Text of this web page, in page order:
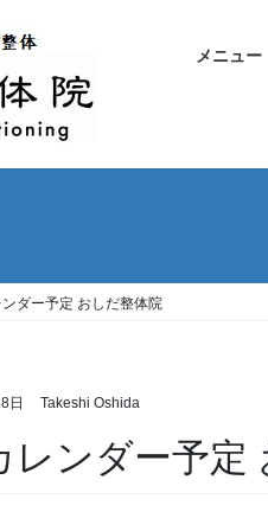
メニュー
ダー予定 おしだ整体院
日 Takeshi Oshida
レンダー予定